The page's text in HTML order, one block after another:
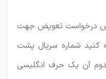
درخواست تعویض جهت
کنید شماره سریال پشت
و رقم دوم آن یک حرف انگلیسی